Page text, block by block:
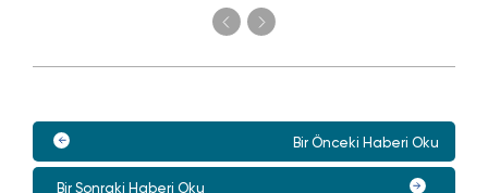
Bir Önceki Haberi Oku
Bir Sonraki Haberi Oku